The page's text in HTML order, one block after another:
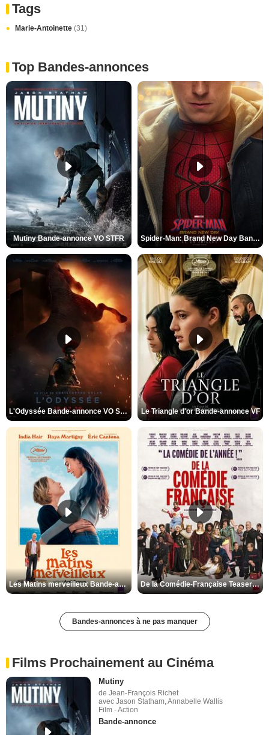
Tags
Marie-Antoinette (31)
Top Bandes-annonces
Mutiny Bande-annonce VO STFR Spider-Man: Brand New Day Bande-annonce VO STFR
L'Odyssée Bande-annonce VO STFR Le Triangle d'or Bande-annonce VF
Les Matins merveilleux Bande-annonce VF De la Comédie-Française Teaser VF
Bandes-annonces à ne pas manquer
Films Prochainement au Cinéma
Mutiny
de Jean-François Richet
avec Jason Statham, Annabelle Wallis
Film - Action
Bande-annonce